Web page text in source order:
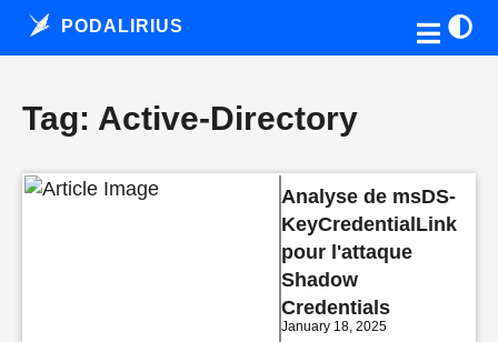
PODALIRIUS
Tag: Active-Directory
Analyse de msDS-
KeyCredentialLink
pour l'attaque
Shadow
Credentials
January 18, 2025